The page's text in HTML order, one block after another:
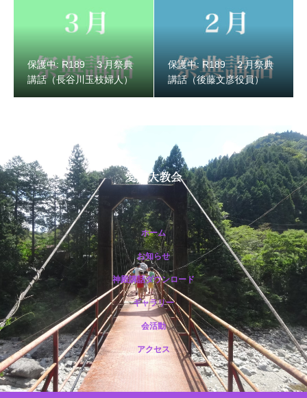
保護中: R189 ２月祭典講話（後藤文彦役員）
保護中: R188 12月祭典講話（市野光一准員）
保護中: R189 ３月祭典
講話（長谷川玉枝婦人）
保護中: R189 ２月祭典
講話（後藤文彦役員）
ホーム
お知らせ
神殿講話ダウンロード
ギャラリー
会活動
アクセス